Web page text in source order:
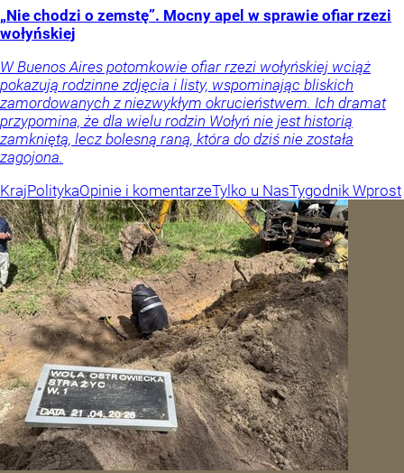
„Nie chodzi o zemstę”. Mocny apel w sprawie ofiar rzezi
wołyńskiej
W Buenos Aires potomkowie ofiar rzezi wołyńskiej wciąż
pokazują rodzinne zdjęcia i listy, wspominając bliskich
zamordowanych z niezwykłym okrucieństwem. Ich dramat
przypomina, że dla wielu rodzin Wołyń nie jest historią
zamkniętą, lecz bolesną raną, która do dziś nie została
zagojona.
KrajPolitykaOpinie i komentarzeTylko u NasTygodnik Wprost